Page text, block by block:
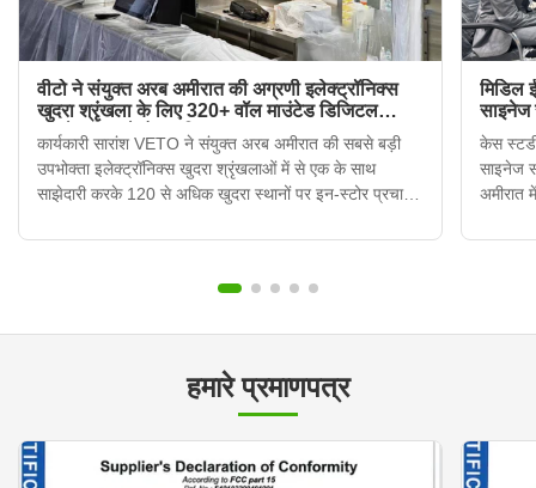
वीटो ने संयुक्त अरब अमीरात की अग्रणी इलेक्ट्रॉनिक्स
खुदरा श्रृंखला के लिए 320+ वॉल माउंटेड डिजिटल
साइनेज डिस्प्ले तैनात किए
कार्यकारी सारांश VETO ने संयुक्त अरब अमीरात की सबसे बड़ी
उपभोक्ता इलेक्ट्रॉनिक्स खुदरा श्रृंखलाओं में से एक के साथ
साझेदारी करके 120 से अधिक खुदरा स्थानों पर इन-स्टोर प्रचार
प्रणाली के साथ एकीकृत 320 से अधिक दीवार-माउंटेड डिजिटल
मिडिल
साइनेज
केस
साइनेज
अमीरात
मुद्रित
हमारे प्रमाणपत्र